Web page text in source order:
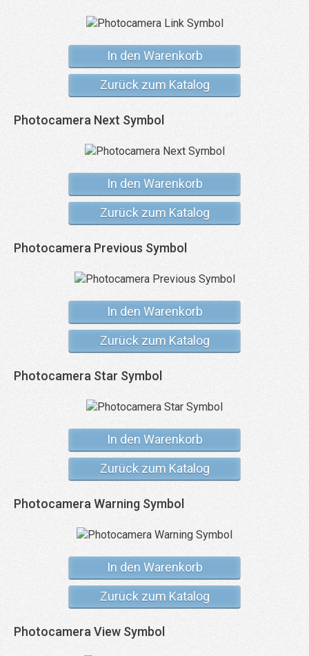
In den Warenkorb
Zurück zum Katalog
Photocamera Next Symbol
In den Warenkorb
Zurück zum Katalog
Photocamera Previous Symbol
In den Warenkorb
Zurück zum Katalog
Photocamera Star Symbol
In den Warenkorb
Zurück zum Katalog
Photocamera Warning Symbol
In den Warenkorb
Zurück zum Katalog
Photocamera View Symbol